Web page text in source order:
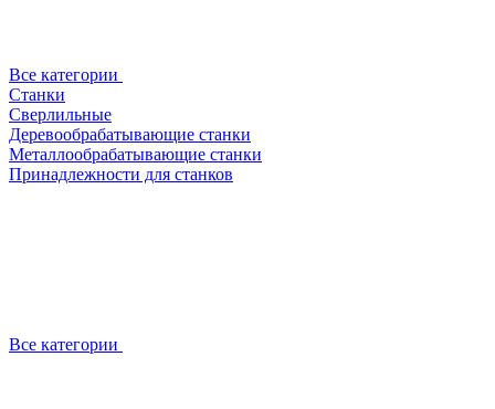
Все категории
Станки
Сверлильные
Деревообрабатывающие станки
Металлообрабатывающие станки
Принадлежности для станков
Все категории